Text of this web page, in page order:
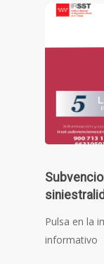
Pulsa en la
informativo